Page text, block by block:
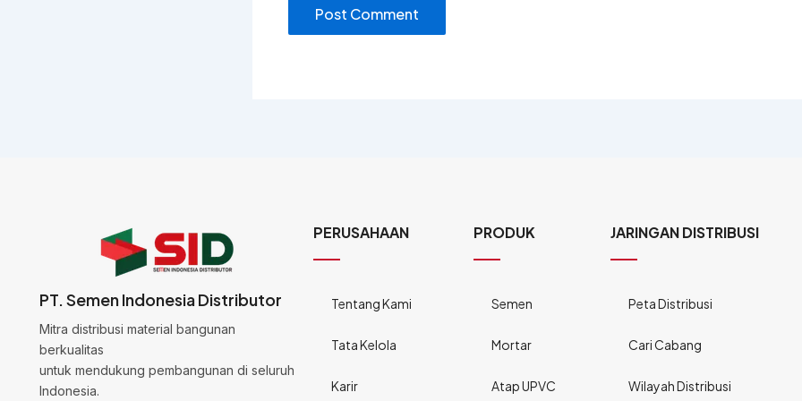
PT. Semen Indonesia Distributor
Mitra distribusi material bangunan
berkualitas
untuk mendukung pembangunan di seluruh
Indonesia.
PERUSAHAAN
Tentang Kami
Tata Kelola
Karir
PRODUK
Semen
Mortar
Atap UPVC
JARINGAN DISTRIBUSI
Peta Distribusi
Cari Cabang
Wilayah Distribusi